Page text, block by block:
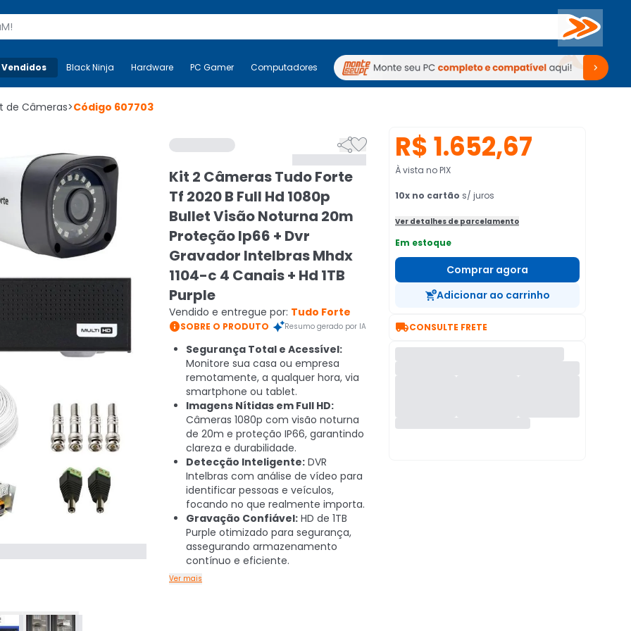
Buscar
Mais-v- Black Ninja Hardware PC Gamer Computadores Periféricos TV Venda no KaBuM!
Black Ninja Hardware PC Gamer Computadores Periféricos TV Venda no KaBuM!
de Câmeras>Código 607703

Kit 2 Câmeras Tudo Forte
Tf 2020 B Full Hd 1080p
Bullet Visão Noturna 20m
Proteção Ip66 + Dvr
Gravador Intelbras Mhdx
1104-c 4 Canais + Hd 1TB
Purple
Vendido e entregue por: Tudo Forte
SOBRE O PRODUTO Resumo gerado por IA
Segurança Total e Acessível:
Monitore sua casa ou empresa
remotamente, a qualquer hora, via
smartphone ou tablet.
Imagens Nítidas em Full HD:
Câmeras 1080p com visão noturna
de 20m e proteção IP66, garantindo
clareza e durabilidade.
Detecção Inteligente: DVR
Intelbras com análise de vídeo para
identificar pessoas e veículos,
focando no que realmente importa.
Gravação Confiável: HD de 1TB
Purple otimizado para segurança,
assegurando armazenamento
contínuo e eficiente.
Ver mais
R$ 1.652,67
À vista no PIX
10x no cartão s/ juros
Ver detalhes de parcelamento
Em estoque
Comprar agora
Adicionar ao carrinho
CONSULTE FRETE